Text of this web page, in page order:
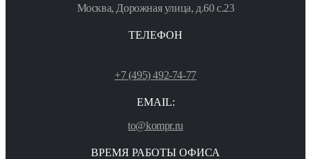
Москва, Дорожная улица, д.60 с.23
ТЕЛЕФОН
+7 (495) 492-74-77
EMAIL:
to@kompr.ru
ВРЕМЯ РАБОТЫ ОФИСА